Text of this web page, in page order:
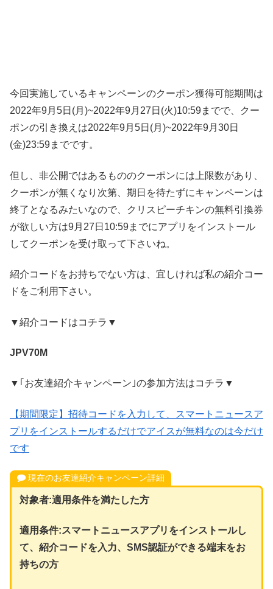
今回実施しているキャンペーンのクーポン獲得可能期間は
2022年9月5日(月)~2022年9月27日(火)10:59までで、クー
ポンの引き換えは2022年9月5日(月)~2022年9月30日
(金)23:59までです。
但し、非公開ではあるもののクーポンには上限数があり、
クーポンが無くなり次第、期日を待たずにキャンペーンは
終了となるみたいなので、クリスピーチキンの無料引換券
が欲しい方は9月27日10:59までにアプリをインストール
してクーポンを受け取って下さいね。
紹介コードをお持ちでない方は、宜しければ私の紹介コー
ドをご利用下さい。
▼紹介コードはコチラ▼
JPV70M
▼｢お友達紹介キャンペーン｣の参加方法はコチラ▼
【期間限定】招待コードを入力して、スマートニュースア
プリをインストールするだけでアイスが無料なのは今だけ
です
現在のお友達紹介キャンペーン詳細
対象者:適用条件を満たした方
適用条件:スマートニュースアプリをインストールし
て、紹介コードを入力、SMS認証ができる端末をお
持ちの方